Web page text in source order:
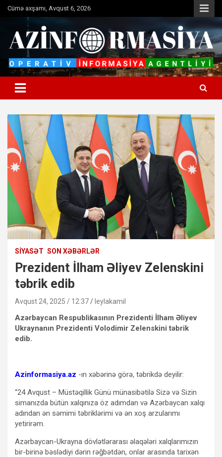
SkipCümə axşamı, Avqust 6, 2026
Azinformasiya
Operativ informasiya agentliyi
SIYASƏT SON XƏBƏRLƏR
Prezident İlham Əliyev Zelenskini
təbrik edib
Avqust 24, 2025 / 12:37 leylakamil
Azərbaycan Respublikasının Prezidenti İlham Əliyev
Ukraynanın Prezidenti Volodimir Zelenskini təbrik
edib.
Azinformasiya.az -ın xəbərinə görə, təbrikdə deyilir:
“24 Avqust – Müstəqillik Günü münasibətilə Sizə və Sizin
simanızda bütün xalqınıza öz adımdan və Azərbaycan xalqı
adından ən səmimi təbriklərimi və ən xoş arzularımı
yetirirəm.
Azərbaycan-Ukrayna dövlətlərarası əlaqələri xalqlarımızın
bir-birinə bəslədiyi dərin rəğbətdən, onlar arasında tarixən